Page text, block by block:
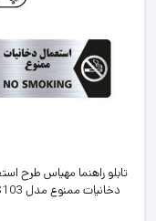
تابلو راهنما مهیاس طرح
دخانیات ممنوع مدل NS103